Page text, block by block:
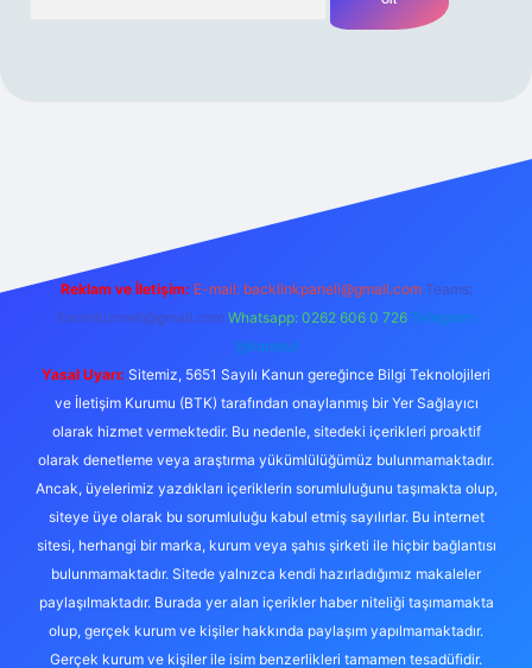
Reklam ve İletişim: E-mail: backlinkpaneli@gmail.com Teams:
forumhizmeti@gmail.com Whatsapp: 0262 606 0 726 Telegram:
@karabul
Yasal Uyarı: Sitemiz, 5651 Sayılı Kanun gereğince Bilgi Teknolojileri
ve İletişim Kurumu (BTK) tarafından onaylanmış bir Yer Sağlayıcı
olarak hizmet vermektedir. Bu nedenle, sitedeki içerikleri proaktif
olarak denetleme veya araştırma yükümlülüğümüz bulunmamaktadır.
Ancak, üyelerimiz yazdıkları içeriklerin sorumluluğunu taşımakta olup,
siteye üye olarak bu sorumluluğu kabul etmiş sayılırlar. Bu internet
sitesi, herhangi bir marka, kurum veya şahıs şirketi ile hiçbir bağlantısı
bulunmamaktadır. Sitede yalnızca kendi hazırladığımız makaleler
paylaşılmaktadır. Burada yer alan içerikler haber niteliği taşımamakta
olup, gerçek kurum ve kişiler hakkında paylaşım yapılmamaktadır.
Gerçek kurum ve kişiler ile isim benzerlikleri tamamen tesadüfidir.